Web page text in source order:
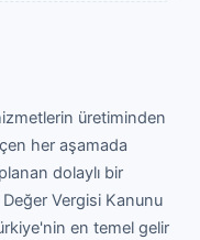
üretiminden
her aşamada
dolaylı bir
Vergisi Kanunu
en temel gelir